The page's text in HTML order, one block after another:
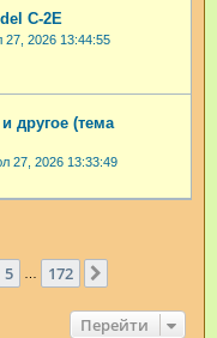
C-2E
27, 2026 13:44:55
другое (тема
27, 2026 13:33:49
172
5 … 172
Перейти